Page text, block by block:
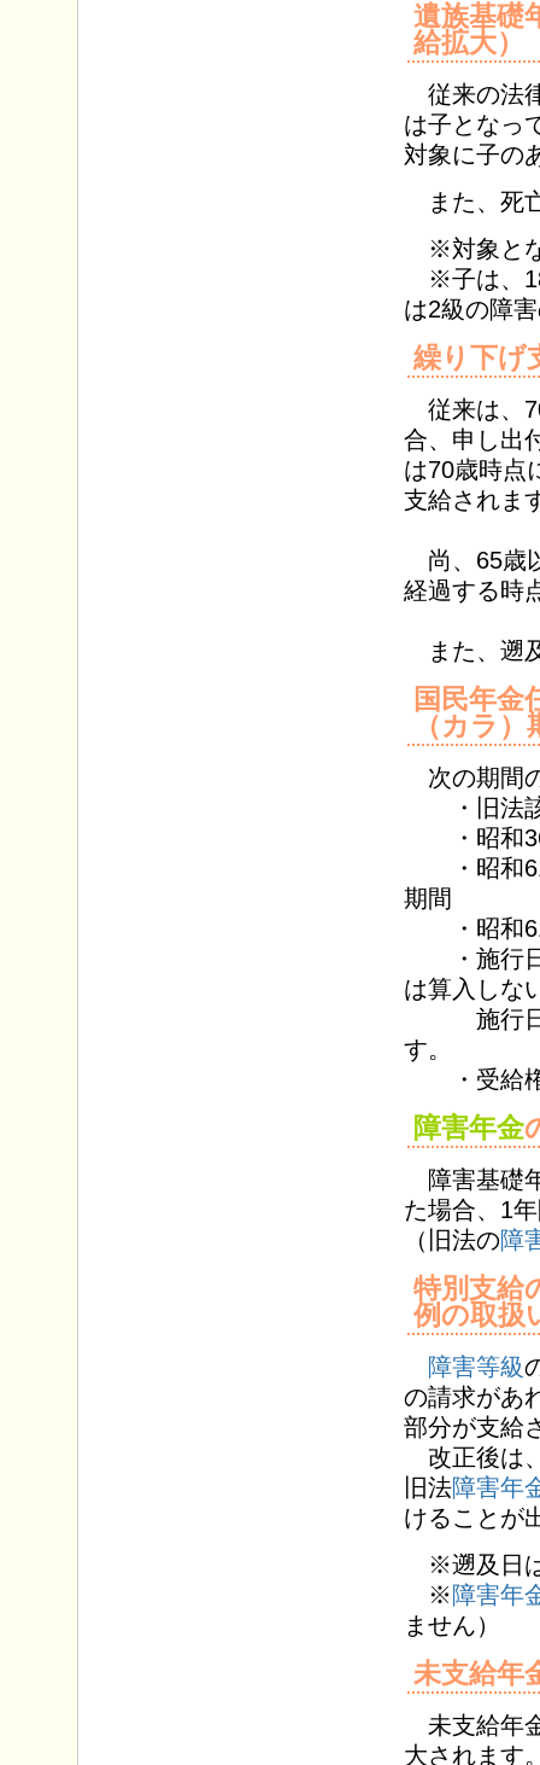
遺族基礎
給拡大）
従来の法
は子となっ
対象に子の
また、死
※対象とな
※子は、
は2級の障
繰り下げ
従来は、
合、申し出
は70歳時点
支給されま
尚、65歳
経過する時
また、遡
国民年金
（カラ
次の期間
・旧法該
・昭和36
・昭和61
期間
・昭和61
・施行日
は算入しな
施行日以
す。
・受給権
障害年金
障害基礎
た場合、1
（旧法の障
特別支給
例の取扱
障害等級
の請求があ
部分が支給
改正後は
旧法障害年
けることが
※遡及日は
※ 障害年
ません）
未支給年
未支給年
大されます